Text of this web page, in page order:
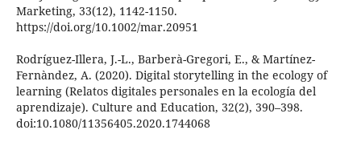
Marketing, 33(12), 1142-1150.
https://doi.org/10.1002/mar.20951
Rodríguez-Illera, J.-L., Barberà-Gregori, E., & Martínez-
Fernàndez, A. (2020). Digital storytelling in the ecology of
learning (Relatos digitales personales en la ecología del
aprendizaje). Culture and Education, 32(2), 390–398.
doi:10.1080/11356405.2020.1744068